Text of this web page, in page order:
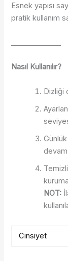
Esnek yapısı
pratik kullanım
Nasıl Kullanılır?
Dizliği
NOT:
Cinsiyet